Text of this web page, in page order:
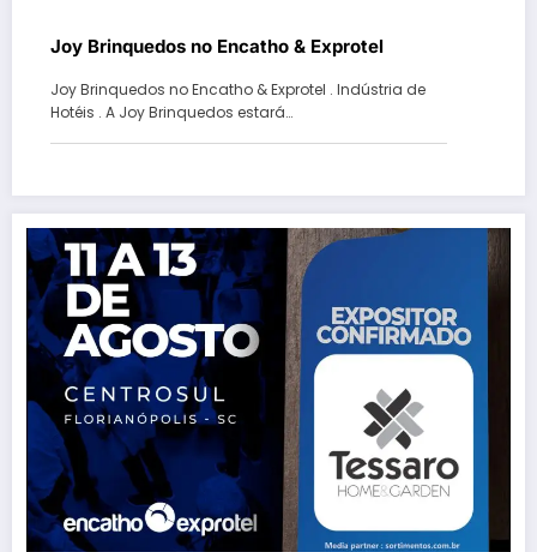
Joy Brinquedos no Encatho & Exprotel
Joy Brinquedos no Encatho & Exprotel . Indústria de
Hotéis . A Joy Brinquedos estará…